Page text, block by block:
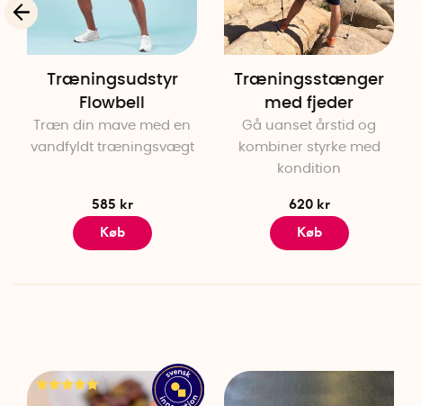
Træningsudstyr
Flowbell
Træn din mave med en
vandfyldt træningsvægt
585 kr
Køb
Træningsstænger
med fjeder
Gå uanset årstid og
kombiner styrke med
kondition
620 kr
Køb